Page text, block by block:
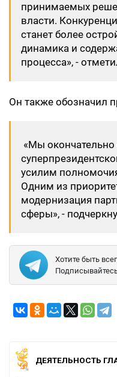
принимаемых
власти.
станет более
динамика и
процесса», -
Он также обозначил
«Мы
усилим
Одним из
модернизация
сферы», -
Хотите быть
ДЕЯТЕЛЬНОСТЬ